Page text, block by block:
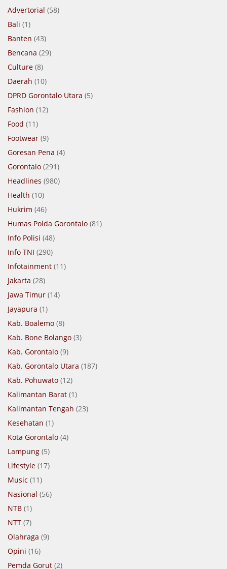
Advertorial (58)
Bali (1)
Banten (43)
Bencana (29)
Culture (8)
Daerah (10)
DPRD Gorontalo Utara (5)
Fashion (12)
Food (11)
Footwear (9)
Goresan Pena (4)
Gorontalo (291)
Headlines (980)
Health (10)
Hukrim (46)
Humas Polda Gorontalo (81)
Info Polisi (48)
Info TNI (290)
Infotainment (11)
Jakarta (28)
Jawa Timur (14)
Jayapura (1)
Kab. Boalemo (8)
Kab. Bone Bolango (3)
Kab. Gorontalo (9)
Kab. Gorontalo Utara (187)
Kab. Pohuwato (12)
Kalimantan Barat (1)
Kalimantan Tengah (23)
Kesehatan (1)
Kota Gorontalo (4)
Lampung (5)
Lifestyle (17)
Music (11)
Nasional (56)
NTB (1)
NTT (7)
Olahraga (9)
Opini (16)
Pemda Gorut (2)